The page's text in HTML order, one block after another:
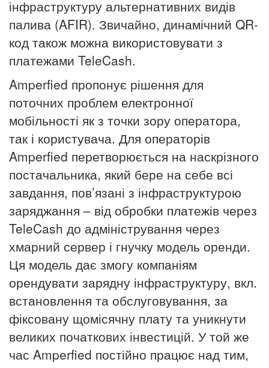
інфраструктуру альтернативних видів
палива (AFIR). Звичайно, динамічний QR-
код також можна використовувати з
платежами TeleCash.
Amperfied пропонує рішення для
поточних проблем електронної
мобільності як з точки зору оператора,
так і користувача. Для операторів
Amperfied перетворюється на наскрізного
постачальника, який бере на себе всі
завдання, пов’язані з інфраструктурою
заряджання – від обробки платежів через
TeleCash до адміністрування через
хмарний сервер і гнучку модель оренди.
Ця модель дає змогу компаніям
орендувати зарядну інфраструктуру, вкл.
встановлення та обслуговування, за
фіксовану щомісячну плату та уникнути
великих початкових інвестицій. У той же
час Amperfied постійно працює над тим,